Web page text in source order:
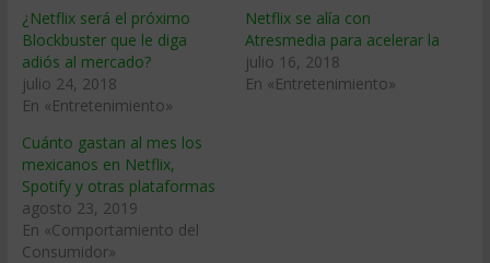
¿Netflix será el próximo
Blockbuster que le diga
adiós al mercado?
julio 24, 2018
En «Entretenimiento»
Netflix se alía con
Atresmedia para acelerar la
julio 16, 2018
En «Entretenimiento»
Cuánto gastan al mes los
mexicanos en Netflix,
Spotify y otras plataformas
agosto 23, 2019
En «Comportamiento del
Consumidor»